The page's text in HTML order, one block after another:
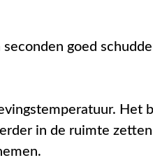
goed
in de ruimte